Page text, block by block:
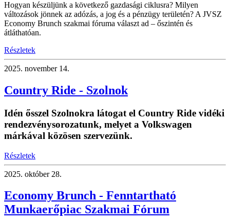
Hogyan készüljünk a következő gazdasági ciklusra? Milyen
változások jönnek az adózás, a jog és a pénzügy területén? A JVSZ
Economy Brunch szakmai fóruma választ ad – őszintén és
átláthatóan.
Részletek
2025. november 14.
Country Ride - Szolnok
Idén ősszel Szolnokra látogat el Country Ride vidéki
rendezvénysorozatunk, melyet a Volkswagen
márkával közösen szervezünk.
Részletek
2025. október 28.
Economy Brunch - Fenntartható
Munkaerőpiac Szakmai Fórum